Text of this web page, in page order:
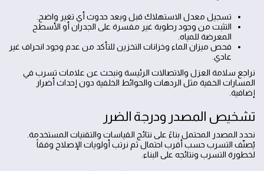
تسجيل معدل الاستهلاك قبل وبعد حدوث أي تغير واضح.
التثبت من وجود رطوبة غير مفسرة على الجدران أو الأسطح
المعرضة للمياه.
فحص ميزان الماء وخزانات التخزين للتأكد من عدم وجود انحراف غير
عادي.
نراجع سلامة العزل والاتصالات الرئيسة ونبحث عن علامات تسرب في
المسارات الخفية مثل الردهات والحوائط الخلفية دون إحداث أضرار
إضافية.
تشخيص المصدر ودرجة الضرر
نحدد المصدر المحتمل بناءً على نتائج القياسات والتقنيات المستخدمة.
يُصنّف التسرب حسب أقرب احتمال ثم نرتب أولويات الإصلاح وفقاً
لخطورة التسرب ونتائجه على البناء.